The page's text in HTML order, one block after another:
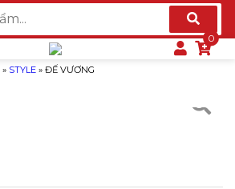
» STYLE » ĐẾ VƯƠNG